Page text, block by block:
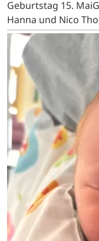
Geburtstag 15.
Hanna und Nico